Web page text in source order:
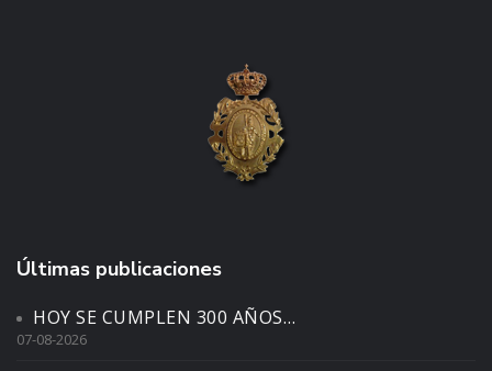
Últimas publicaciones
HOY SE CUMPLEN 300 AÑOS…
07-08-2026